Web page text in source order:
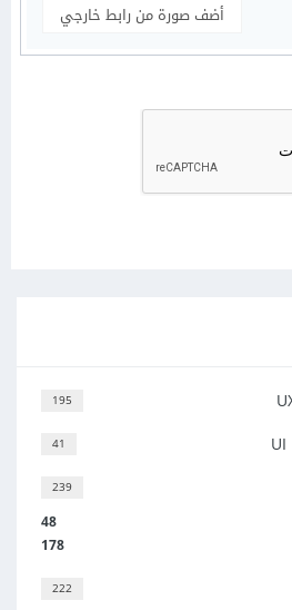
أضف صورة من رابط خارجي
195
41
239
48
178
222